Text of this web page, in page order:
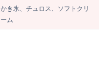
かき氷、チュロス、ソフトクリ
ーム